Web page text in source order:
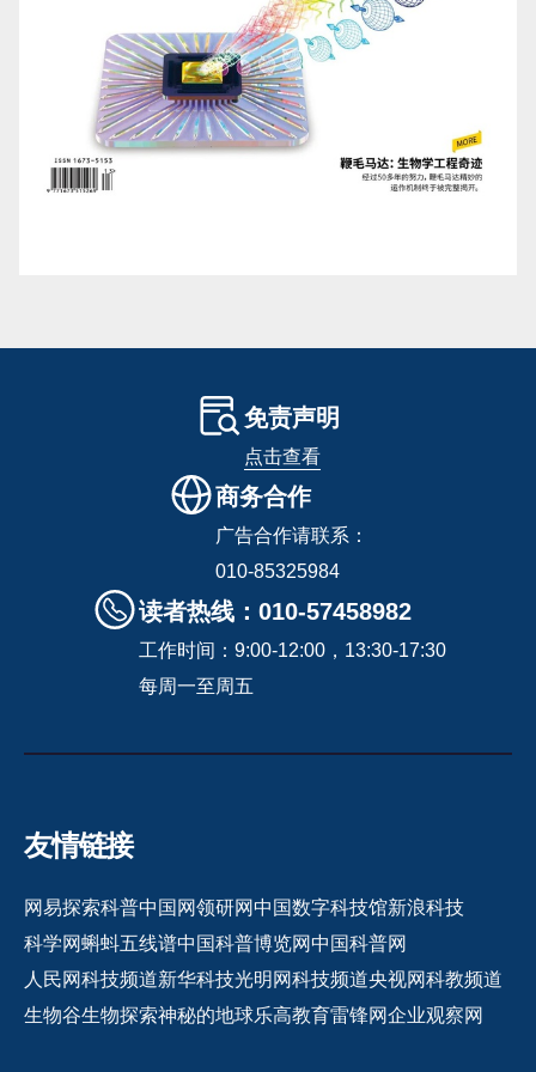
免责声明
点击查看
商务合作
广告合作请联系：
010-85325984
读者热线：010-57458982
工作时间：9:00-12:00，13:30-17:30
每周一至周五
友情链接
网易探索科普中国网领研网中国数字科技馆新浪科技
科学网蝌蚪五线谱中国科普博览网中国科普网
人民网科技频道新华科技光明网科技频道央视网科教频道
生物谷生物探索神秘的地球乐高教育雷锋网企业观察网